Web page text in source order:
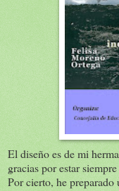
El diseño es de mi
gracias por estar
Por cierto, he preparado